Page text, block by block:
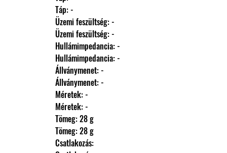
                Táp: -
                Üzemi feszültség: -
                Üzemi feszültség: -
                Hullámimpedancia: -
                Hullámimpedancia: -
                Állványmenet: -
                Állványmenet: -
                Méretek: -
                Méretek: -
                Tömeg: 28 g
                Tömeg: 28 g
                Csatlakozás: